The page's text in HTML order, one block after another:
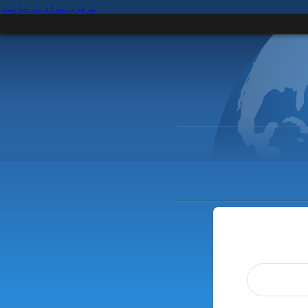
مرکزی مواد پر جائیں